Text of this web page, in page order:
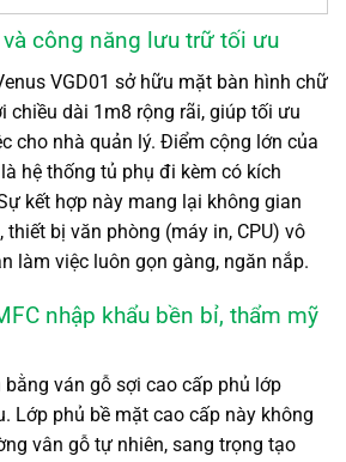
công năng lưu trữ tối ưu
VGD01 sở hữu mặt bàn hình chữ
chiều dài 1m8 rộng rãi, giúp tối ưu
cho nhà quản lý. Điểm cộng lớn của
hệ thống tủ phụ đi kèm có kích
kết hợp này mang lại không gian
thiết bị văn phòng (máy in, CPU) vô
làm việc luôn gọn gàng, ngăn nắp.
nhập khẩu bền bỉ, thẩm mỹ
ván gỗ sợi cao cấp phủ lớp
Lớp phủ bề mặt cao cấp này không
vân gỗ tự nhiên, sang trọng tạo